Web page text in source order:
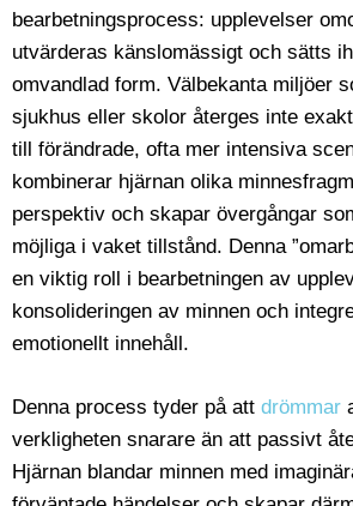
bearbetningsprocess: upplevelser
utvärderas känslomässigt och sätts
omvandlad form. Välbekanta miljöer
sjukhus eller skolor återges inte
till förändrade, ofta mer intensiva
kombinerar hjärnan olika
perspektiv och skapar övergångar
möjliga i vaket tillstånd. Denna
en viktig roll i bearbetningen av
konsolideringen av minnen och
emotionellt innehåll.
Denna process tyder på att drömmar
verkligheten snarare än att passivt
Hjärnan blandar minnen med